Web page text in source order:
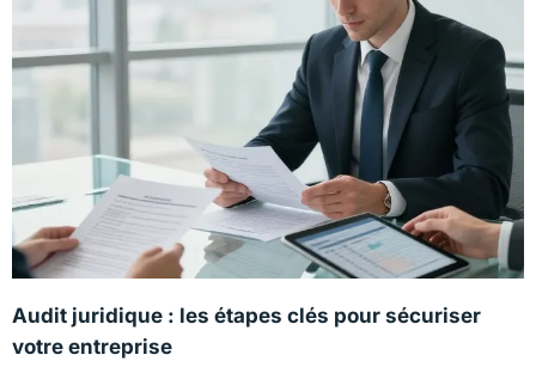
Audit juridique : les étapes clés pour sécuriser
votre entreprise